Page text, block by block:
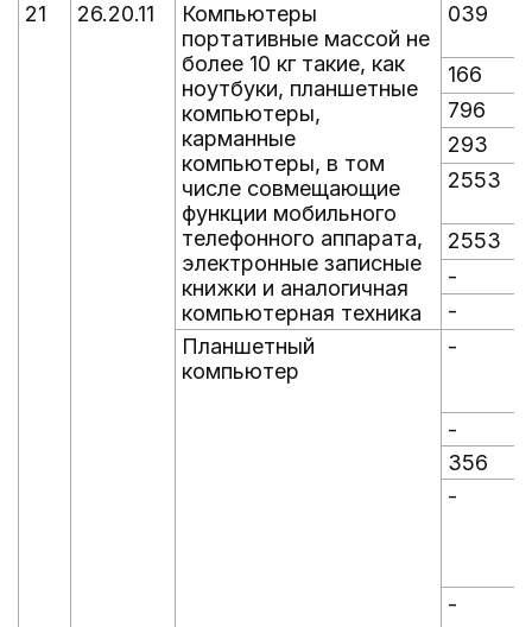
21 26.20.11
Компьютеры
портативные массой не
более 10 кг такие, как
ноутбуки, планшетные
компьютеры,
карманные
компьютеры, в том
числе совмещающие
функции мобильного
телефонного аппарата,
электронные записные
книжки и аналогичная
компьютерная техника
039
166
796
293
2553
2553
-
-
Планшетный
компьютер
-
-
356
-
-